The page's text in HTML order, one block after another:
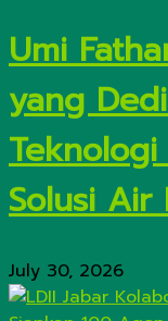
Umi
yang
Solusi Air
July 30, 2026